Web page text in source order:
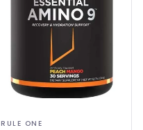
RULE ONE